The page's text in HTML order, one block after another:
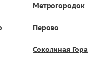
Метрогородок
Перово
Соколиная Гора